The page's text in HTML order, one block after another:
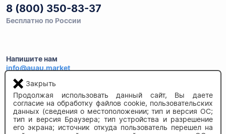
8 (800) 350-83-37
Бесплатно по России
Напишите нам
info@auau.market
236027, г.Калининград
ул.Калязинская 6, оф. 2
Закрыть
Продолжая использовать данный сайт, Вы даете
согласие на обработку файлов cookie, пользовательских
данных (сведения о местоположении; тип и версия ОС;
тип и версия Браузера; тип устройства и разрешение
его экрана; источник откуда пользователь перешел на